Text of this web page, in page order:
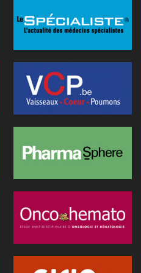
à déployer une IA
en cathétérisme
un espace de travail IA
de réalité virtuelle